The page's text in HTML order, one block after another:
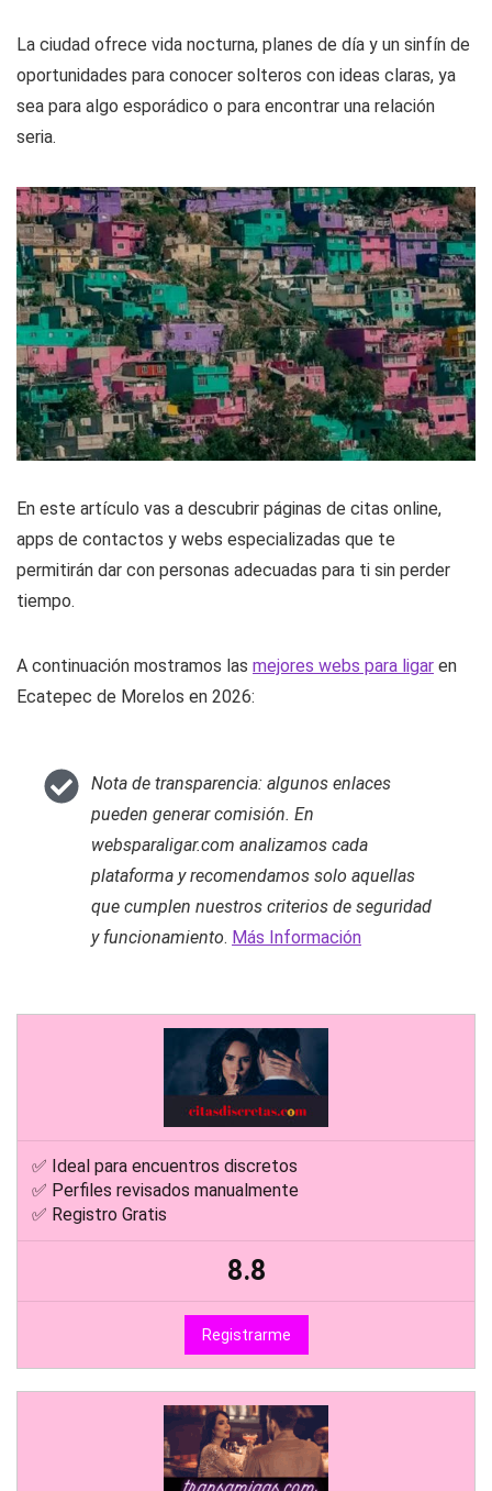
La ciudad ofrece vida nocturna, planes de día y un sinfín de
oportunidades para conocer solteros con ideas claras, ya
sea para algo esporádico o para encontrar una relación
seria.
En este artículo vas a descubrir páginas de citas online,
apps de contactos y webs especializadas que te
permitirán dar con personas adecuadas para ti sin perder
tiempo.
A continuación mostramos las mejores webs para ligar en
Ecatepec de Morelos en 2026:
Nota de transparencia: algunos enlaces
pueden generar comisión. En
websparaligar.com analizamos cada
plataforma y recomendamos solo aquellas
que cumplen nuestros criterios de seguridad
y funcionamiento. Más Información
✅ Ideal para encuentros discretos
✅ Perfiles revisados manualmente
✅ Registro Gratis
8.8
Registrarme